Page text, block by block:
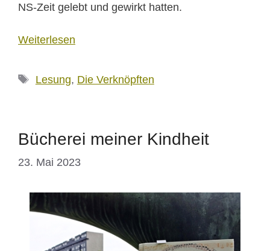
NS-Zeit gelebt und gewirkt hatten.
Weiterlesen
Schlagwörter
Lesung, Die Verknöpften
Bücherei meiner Kindheit
23. Mai 2023